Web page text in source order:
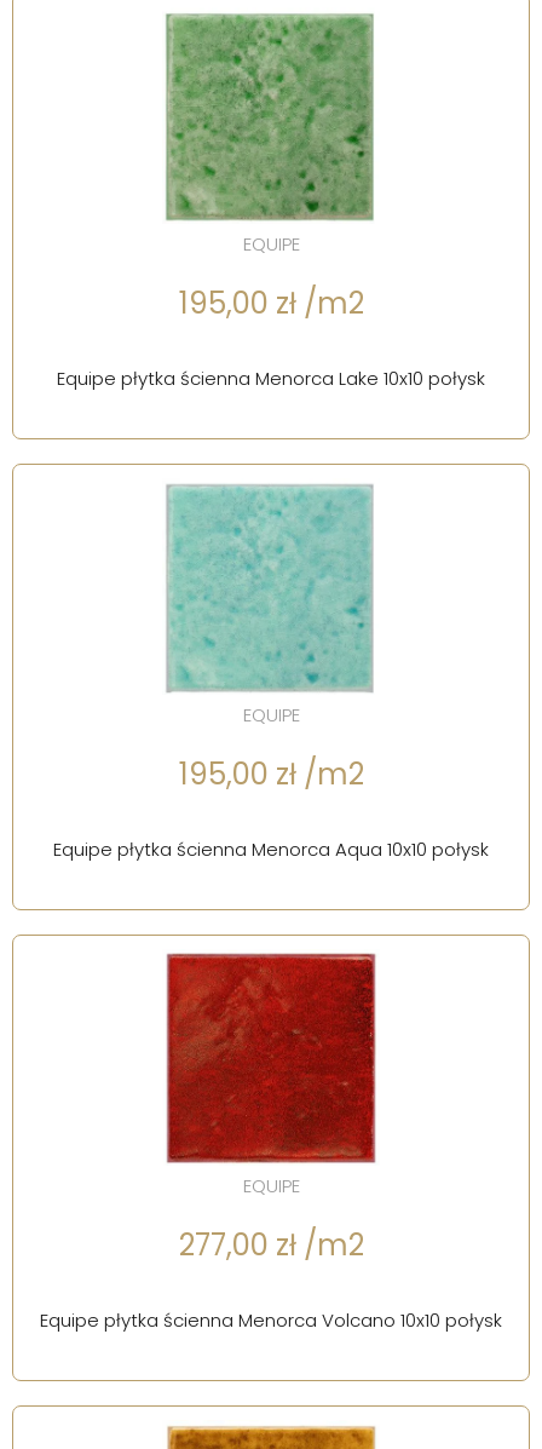
EQUIPE
195,00 zł /m2
Equipe płytka ścienna Menorca Lake 10x10 połysk
EQUIPE
195,00 zł /m2
Equipe płytka ścienna Menorca Aqua 10x10 połysk
EQUIPE
277,00 zł /m2
Equipe płytka ścienna Menorca Volcano 10x10 połysk